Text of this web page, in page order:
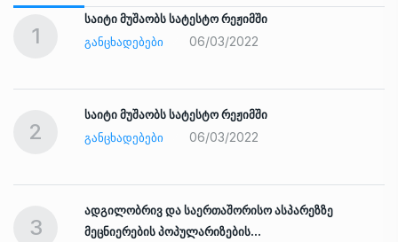
1
საიტი მუშაობს სატესტო რეჟიმში
ᲒᲐᲜᲪᲮᲐᲓᲔᲑᲔᲑᲘ
06/03/2022
2
საიტი მუშაობს სატესტო რეჟიმში
ᲒᲐᲜᲪᲮᲐᲓᲔᲑᲔᲑᲘ
06/03/2022
3
ადგილობრივ და საერთაშორისო ასპარეზზე
მეცნიერების პოპულარიზების…